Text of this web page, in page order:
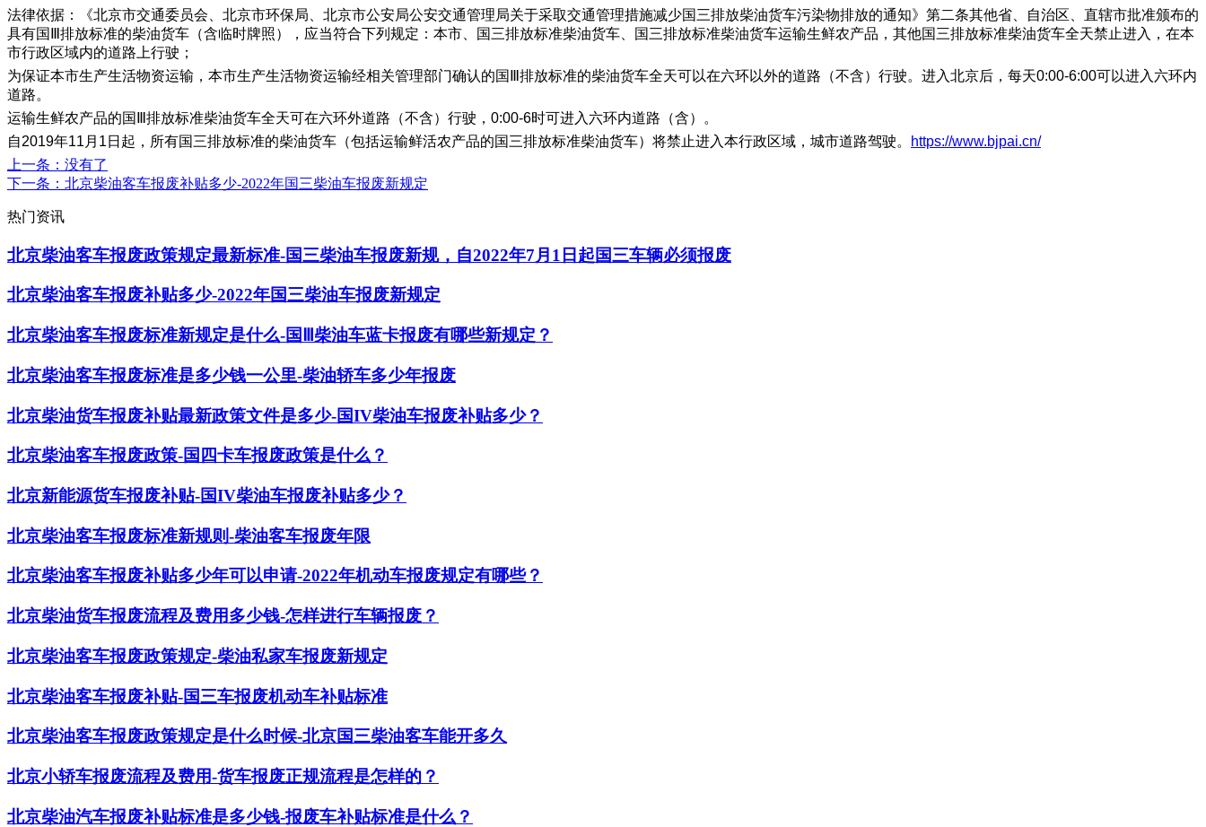
法律依据：《北京市交通委员会、北京市环保局、北京市公安局公安交通管理局关于采取交通管理措施减少国三排放柴油货车污染物排放的通知》第二条其他省、自治区、直辖市批准颁布的
具有国Ⅲ排放标准的柴油货车（含临时牌照），应当符合下列规定：本市、国三排放标准柴油货车、国三排放标准柴油货车运输生鲜农产品，其他国三排放标准柴油货车全天禁止进入，在本
市行政区域内的道路上行驶；
为保证本市生产生活物资运输，本市生产生活物资运输经相关管理部门确认的国Ⅲ排放标准的柴油货车全天可以在六环以外的道路（不含）行驶。进入北京后，每天0:00-6:00可以进入六环内
道路。
运输生鲜农产品的国Ⅲ排放标准柴油货车全天可在六环外道路（不含）行驶，0:00-6时可进入六环内道路（含）。
自2019年11月1日起，所有国三排放标准的柴油货车（包括运输鲜活农产品的国三排放标准柴油货车）将禁止进入本行政区域，城市道路驾驶。
https://www.bjpai.cn/
上一条 ：没有了
下一条 ：北京柴油客车报废补贴多少-2022年国三柴油车报废新规定
热门资讯
北京柴油客车报废政策规定最新标准-​国三柴油车报废新规，自2022年7月1日起国三车辆必须报废
北京柴油客车报废补贴多少-2022年国三柴油车报废新规定
北京柴油客车报废标准新规定是什么-国Ⅲ柴油车蓝卡报废有哪些新规定？
北京柴油客车报废标准是多少钱一公里-柴油轿车多少年报废
北京柴油货车报废补贴最新政策文件是多少-国IV柴油车报废补贴多少？
北京柴油客车报废政策-国四卡车报废政策是什么？
北京新能源货车报废补贴-国IV柴油车报废补贴多少？
北京柴油客车报废标准新规则-柴油客车报废年限
北京柴油客车报废补贴多少年可以申请-2022年机动车报废规定有哪些？
北京柴油货车报废流程及费用多少钱-怎样进行车辆报废？
北京柴油客车报废政策规定-柴油私家车报废新规定
北京柴油客车报废补贴-国三车报废机动车补贴标准
北京柴油客车报废政策规定是什么时候-北京国三柴油客车能开多久
北京小轿车报废流程及费用-货车报废正规流程是怎样的？
北京柴油汽车报废补贴标准是多少钱-报废车补贴标准是什么？